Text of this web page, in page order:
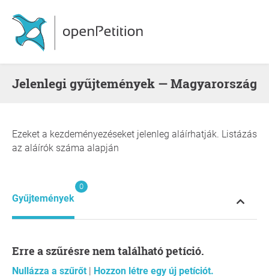
Jelenlegi gyűjtemények — Magyarország
Ezeket a kezdeményezéseket jelenleg aláírhatják. Listázás
az aláírók száma alapján
Gyűjtemények
0
Erre a szűrésre nem található petíció.
Nullázza a szűrőt | Hozzon létre egy új petíciót.